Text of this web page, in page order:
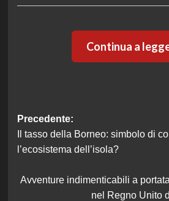
Continua a
Navigazione
articolo
Precedente:
Il tasso della Borneo: simbolo di
l’ecosistema dell’isola?
Avventure indimenticabili a
nel Regno Unito